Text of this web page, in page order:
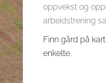
oppvekst og
arbeidstrening
Finn gård på
enkelte.